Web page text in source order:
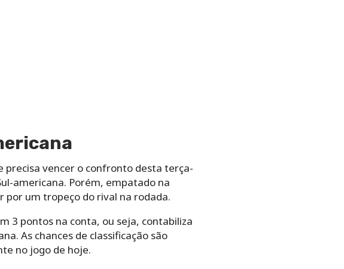
precisa vencer o confronto desta terça-
americana. Porém, empatado na
por um tropeço do rival na rodada.
3 pontos na conta, ou seja, contabiliza
As chances de classificação são
no jogo de hoje.